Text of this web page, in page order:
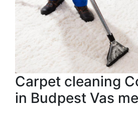
Carpet cleaning
in Budpest Vas